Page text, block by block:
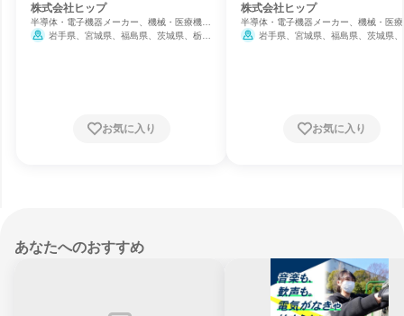
株式会社ヒップ
半導体・電子機器メーカー、機械・医療機器
メーカー、自動車・輸送機器メーカー
岩手県、宮城県、福島県、茨城県、栃木
お気に入り
株式会社ヒップ
半導体・電子機器メーカー、機械・医
メーカー、自動車・輸送機器メーカー
岩手県、宮城県、福島県、茨城県
お気に入り
あなたへのおすすめ